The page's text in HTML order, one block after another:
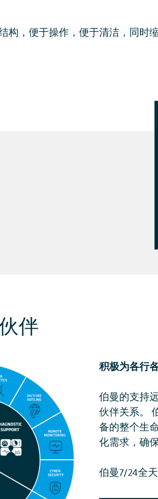
构，便于操作，便于清洁，同时
伴
积极为各行
伯曼的支持
伙伴关系。
备的整个生
化需求，确
伯曼7/24全